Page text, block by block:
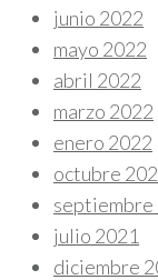
junio 2022
mayo 2022
abril 2022
marzo 2022
enero 2022
octubre
septiembre
julio 2021
diciembre